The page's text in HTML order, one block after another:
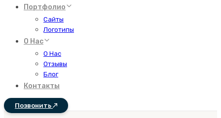
Портфолио
Сайты
Логотипы
О Нас
О Нас
Отзывы
Блог
Контакты
Позвонить